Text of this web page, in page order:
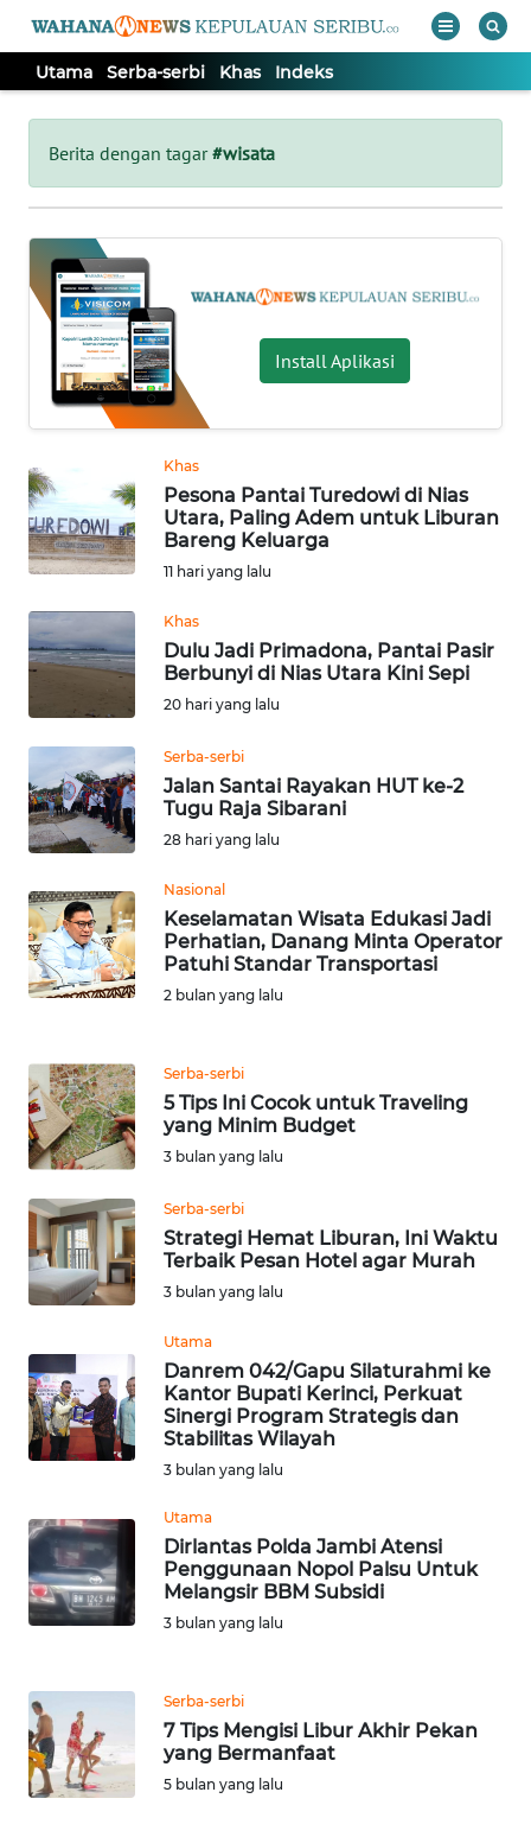
Utama Serba-serbi Khas Indeks
Berita dengan tagar#wisata
Install Aplikasi
Khas
Pesona Pantai Turedowi di Nias
Utara, Paling Adem untuk Liburan
Bareng Keluarga
11 hari yang lalu
Khas
Dulu Jadi Primadona, Pantai Pasir
Berbunyi di Nias Utara Kini Sepi
20 hari yang lalu
Serba-serbi
Jalan Santai Rayakan HUT ke-2
Tugu Raja Sibarani
28 hari yang lalu
Nasional
Keselamatan Wisata Edukasi Jadi
Perhatian, Danang Minta Operator
Patuhi Standar Transportasi
2 bulan yang lalu
Serba-serbi
5 Tips Ini Cocok untuk Traveling
yang Minim Budget
3 bulan yang lalu
Serba-serbi
Strategi Hemat Liburan, Ini Waktu
Terbaik Pesan Hotel agar Murah
3 bulan yang lalu
Utama
Danrem 042/Gapu Silaturahmi ke
Kantor Bupati Kerinci, Perkuat
Sinergi Program Strategis dan
Stabilitas Wilayah
3 bulan yang lalu
Utama
Dirlantas Polda Jambi Atensi
Penggunaan Nopol Palsu Untuk
Melangsir BBM Subsidi
3 bulan yang lalu
Serba-serbi
7 Tips Mengisi Libur Akhir Pekan
yang Bermanfaat
5 bulan yang lalu
Tutup
UTAMA
SERBA-
SERBI
KHAS
Informasi
INDEKS
BERITA
KONTAK
INFO
TENTANG
KAMI
PEDOMAN
MEDIA
REDAKSI
DISCLAIMER
Wahana
News
WN
SUMUT
JAKARTA
WN
JABAR
BANTEN
WN
NTT
KEPRI
WN
PAPUA